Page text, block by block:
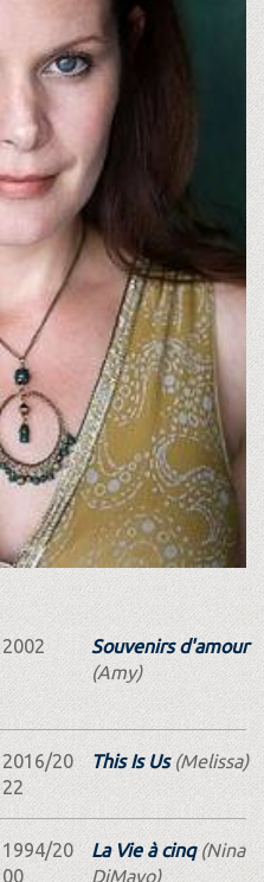
2002
Souvenirs d'amour
(Amy)
2016/20
22
This Is Us(Melissa)
1994/20
00
La Vie à cinq(Nina
DiMayo)